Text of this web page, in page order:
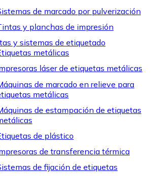
de marcado por pulverización
y planchas de impresión
y sistemas de etiquetado
metálicas
láser de etiquetas metálicas
de marcado en relieve para
metálicas
de estampación de etiquetas
de plástico
de transferencia térmica
de fijación de etiquetas